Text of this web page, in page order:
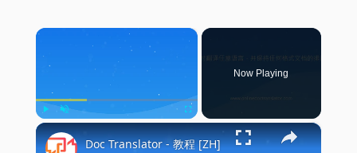
×
Play Unmute Fullscreen
Now Playing
×
Doc Translator - 教程 [ZH]